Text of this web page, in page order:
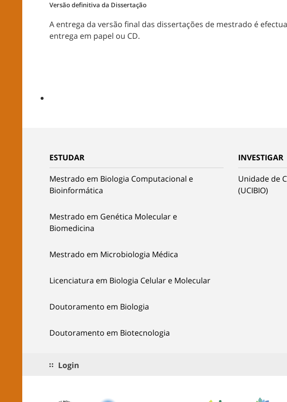
Versão definitiva da Dissertação
A entrega da versão final das dissertações de mestrado é
entrega em papel ou CD.
ESTUDAR
Mestrado em Biologia Computacional e
Bioinformática
Mestrado em Genética Molecular e
Biomedicina
Mestrado em Microbiologia Médica
Licenciatura em Biologia Celular e Molecular
Doutoramento em Biologia
Doutoramento em Biotecnologia
INVESTIGAR
Unidade de
(UCIBIO)
Login